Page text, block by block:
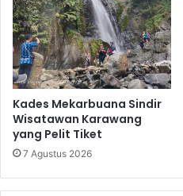
Kades Mekarbuana Sindir
Wisatawan Karawang
yang Pelit Tiket
7 Agustus 2026